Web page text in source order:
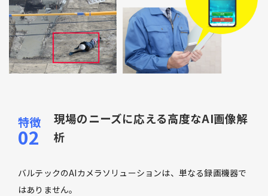
現場のニーズに応える高度なAI画像解
析
バルテックのAIカメラソリューションは、単なる録画機器で
はありません。